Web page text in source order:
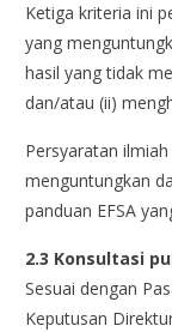
Ketiga kriteria ini
yang
hasil yang tidak
dan/atau (ii)
Persyaratan
menguntungkan
panduan EFSA
2.3 Konsultasi
Sesuai dengan
Keputusan